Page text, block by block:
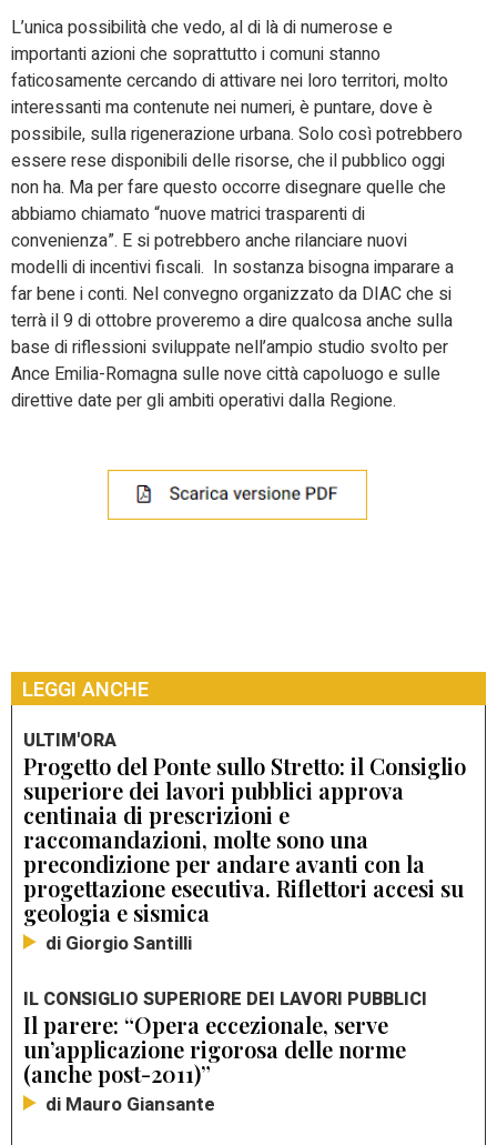
L’unica possibilità che vedo, al di là di numerose e
importanti azioni che soprattutto i comuni stanno
faticosamente cercando di attivare nei loro territori, molto
interessanti ma contenute nei numeri, è puntare, dove è
possibile, sulla rigenerazione urbana. Solo così potrebbero
essere rese disponibili delle risorse, che il pubblico oggi
non ha. Ma per fare questo occorre disegnare quelle che
abbiamo chiamato “nuove matrici trasparenti di
convenienza”. E si potrebbero anche rilanciare nuovi
modelli di incentivi fiscali. In sostanza bisogna imparare a
far bene i conti. Nel convegno organizzato da DIAC che si
terrà il 9 di ottobre proveremo a dire qualcosa anche sulla
base di riflessioni sviluppate nell’ampio studio svolto per
Ance Emilia-Romagna sulle nove città capoluogo e sulle
direttive date per gli ambiti operativi dalla Regione.
LEGGI ANCHE
ULTIM'ORA
Progetto del Ponte sullo Stretto: il Consiglio
superiore dei lavori pubblici approva
centinaia di prescrizioni e
raccomandazioni, molte sono una
precondizione per andare avanti con la
progettazione esecutiva. Riflettori accesi su
geologia e sismica
di Giorgio Santilli
IL CONSIGLIO SUPERIORE DEI LAVORI PUBBLICI
Il parere: “Opera eccezionale, serve
un’applicazione rigorosa delle norme
(anche post-2011)”
di Mauro Giansante